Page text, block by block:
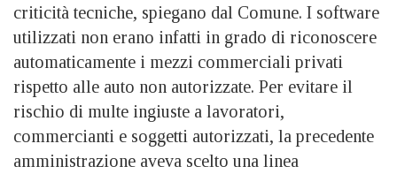
criticità tecniche, spiegano dal Comune. I software
utilizzati non erano infatti in grado di riconoscere
automaticamente i mezzi commerciali privati
rispetto alle auto non autorizzate. Per evitare il
rischio di multe ingiuste a lavoratori,
commercianti e soggetti autorizzati, la precedente
amministrazione aveva scelto una linea